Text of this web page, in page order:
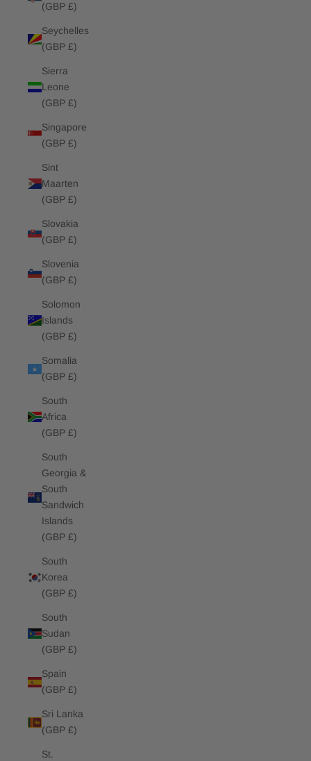
(GBP £)
Seychelles
(GBP £)
Sierra
Leone
(GBP £)
Singapore
(GBP £)
Sint
Maarten
(GBP £)
Slovakia
(GBP £)
Slovenia
(GBP £)
Solomon
Islands
(GBP £)
Somalia
(GBP £)
South
Africa
(GBP £)
South
Georgia &
South
Sandwich
Islands
(GBP £)
South
Korea
(GBP £)
South
Sudan
(GBP £)
Spain
(GBP £)
Sri Lanka
(GBP £)
St.